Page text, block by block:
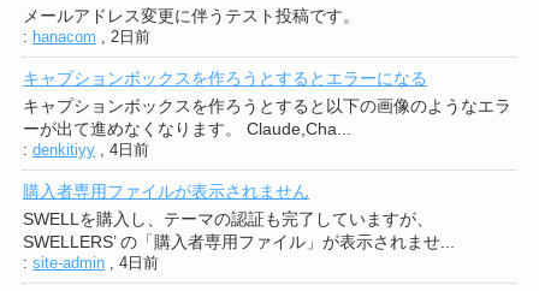
メールアドレス変更に伴うテスト投稿です。
: hanacom , 2日前
キャプションボックスを作ろうとするとエラーになる
キャプションボックスを作ろうとすると以下の画像のようなエラ
ーが出て進めなくなります。 Claude,Cha...
: denkitiyy, 4日前
購入者専用ファイルが表示されません
SWELLを購入し、テーマの認証も完了していますが、
SWELLERS’ の「購入者専用ファイル」が表示されませ...
: site-admin, 4日前